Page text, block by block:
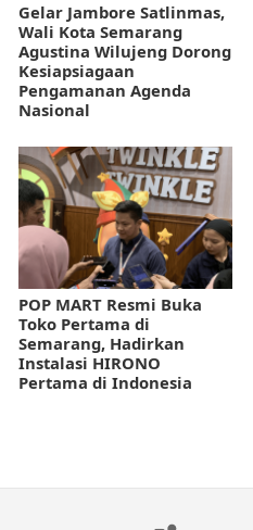
Gelar Jambore Satlinmas,
Wali Kota Semarang
Agustina Wilujeng Dorong
Kesiapsiagaan
Pengamanan Agenda
Nasional
POP MART Resmi Buka
Toko Pertama di
Semarang, Hadirkan
Instalasi HIRONO
Pertama di Indonesia